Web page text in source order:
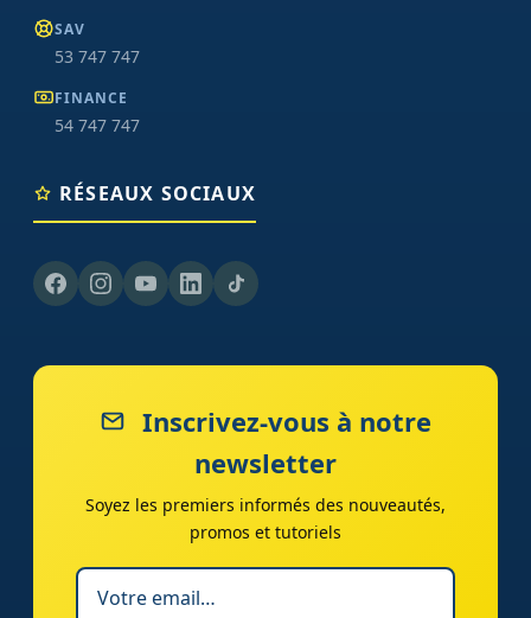
SAV
53 747 747
FINANCE
54 747 747
RÉSEAUX SOCIAUX
Inscrivez-vous à notre
newsletter
Soyez les premiers informés des nouveautés,
promos et tutoriels